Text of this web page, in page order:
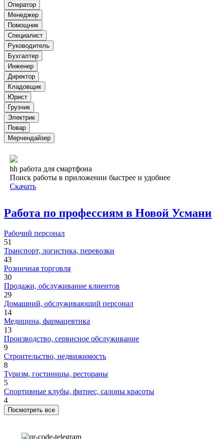
Оператор
Менеджер
Помощник
Специалист
Руководитель
Бухгалтер
Инженер
Директор
Кладовщик
Юрист
Грузчик
Электрик
Повар
Мерчендайзер
hh работа для смартфона
Поиск работы в приложении быстрее и удобнее
Скачать
Работа по профессиям в Новой Усмани
Рабочий персонал
51
Транспорт, логистика, перевозки
43
Розничная торговля
30
Продажи, обслуживание клиентов
29
Домашний, обслуживающий персонал
14
Медицина, фармацевтика
13
Производство, сервисное обслуживание
9
Строительство, недвижимость
8
Туризм, гостиницы, рестораны
5
Спортивные клубы, фитнес, салоны красоты
4
Посмотреть все